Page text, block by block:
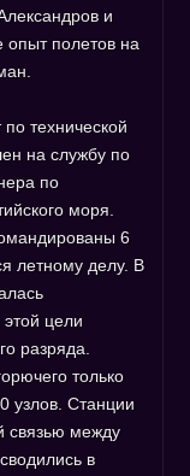
и
опыт полетов на
технической
на службу по
по
моря.
6
летному делу. В
цели
разряда.
только
узлов. Станции
связью между
в